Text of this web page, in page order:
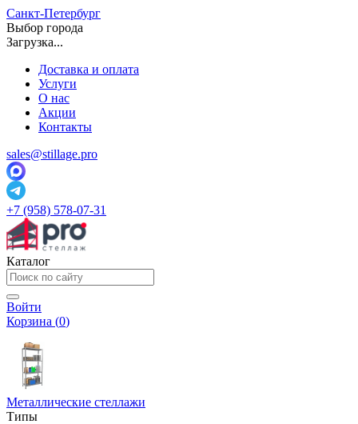
Санкт-Петербург
Выбор города
Загрузка...
Доставка и оплата
Услуги
О нас
Акции
Контакты
sales@stillage.pro
+7 (958) 578-07-31
Каталог
Войти
Корзина (0)
Металлические стеллажи
Типы